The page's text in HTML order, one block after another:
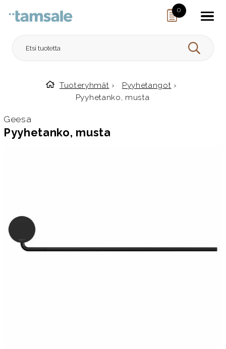
0
HAE
Etusivulle
Tuoteryhmät › Pyyhetangot ›
Pyyhetanko, musta
Geesa
Pyyhetanko, musta